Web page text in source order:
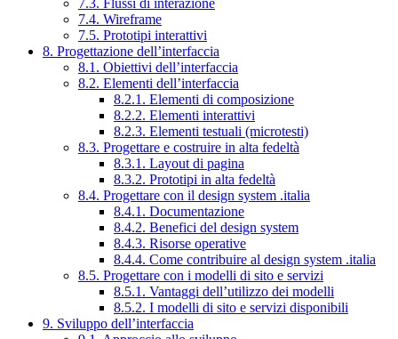
7.3. Flussi di interazione
7.4. Wireframe
7.5. Prototipi interattivi
8. Progettazione dell’interfaccia
8.1. Obiettivi dell’interfaccia
8.2. Elementi dell’interfaccia
8.2.1. Elementi di composizione
8.2.2. Elementi interattivi
8.2.3. Elementi testuali (microtesti)
8.3. Progettare e costruire in alta fedeltà
8.3.1. Layout di pagina
8.3.2. Prototipi in alta fedeltà
8.4. Progettare con il design system .italia
8.4.1. Documentazione
8.4.2. Benefici del design system
8.4.3. Risorse operative
8.4.4. Come contribuire al design system .italia
8.5. Progettare con i modelli di sito e servizi
8.5.1. Vantaggi dell’utilizzo dei modelli
8.5.2. I modelli di sito e servizi disponibili
9. Sviluppo dell’interfaccia